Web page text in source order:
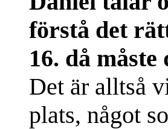
förstå det
16. då
Det är alltså
plats, något